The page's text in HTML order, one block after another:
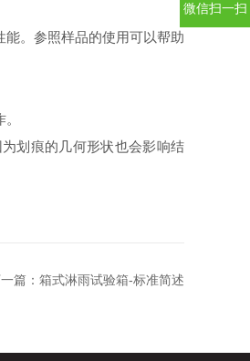
。参照样品的使用可以帮助
划痕的几何形状也会影响结
篇： 箱式淋雨试验箱-标准简述
微信扫一扫